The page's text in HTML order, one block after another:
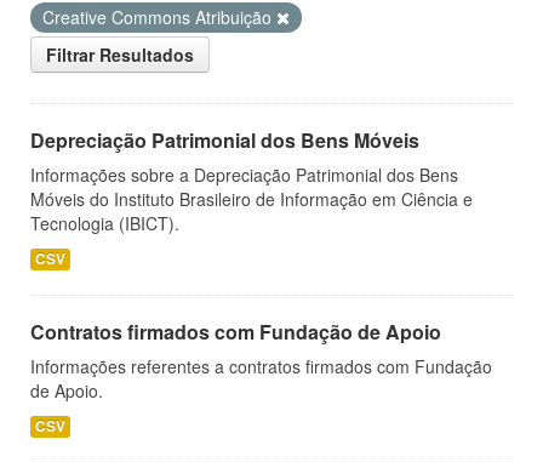
Creative Commons Atribuição
Filtrar Resultados
Depreciação Patrimonial dos Bens Móveis
Informações sobre a Depreciação Patrimonial dos Bens
Móveis do Instituto Brasileiro de Informação em Ciência e
Tecnologia (IBICT).
CSV
Contratos firmados com Fundação de Apoio
Informações referentes a contratos firmados com Fundação
de Apoio.
CSV